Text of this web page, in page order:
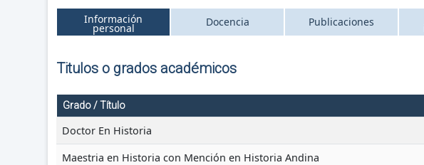
Información
personal Docencia Publicaciones
Titulos o grados académicos
Grado / Título
Doctor En Historia
Maestria en Historia con Mención en Historia Andina